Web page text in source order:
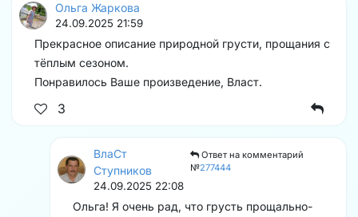
Ольга Жаркова
24.09.2025 21:59
Прекрасное описание природной грусти, прощания с
тёплым сезоном.
Понравилось Ваше произведение, Власт.
3
ВлаСт
Ступников
Ответ на комментарий
№277444
24.09.2025 22:08
Ольга! Я очень рад, что грусть прощально-